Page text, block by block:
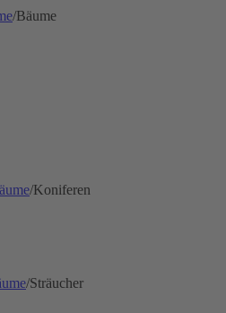
/Bäume
/Koniferen
/Sträucher